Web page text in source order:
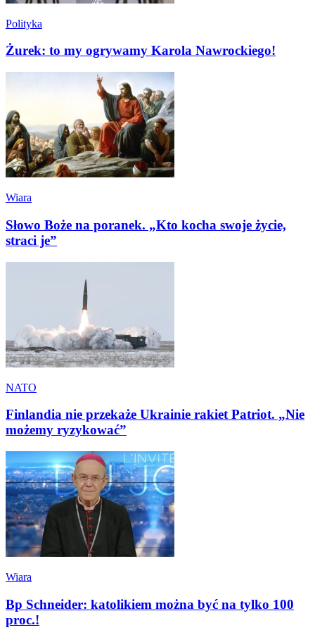
Polityka
Żurek: to my ogrywamy Karola Nawrockiego!
Wiara
Słowo Boże na poranek. „Kto kocha swoje życie,
straci je”
NATO
Finlandia nie przekaże Ukrainie rakiet Patriot. „Nie
możemy ryzykować”
Wiara
Bp Schneider: katolikiem można być na tylko 100
proc.!